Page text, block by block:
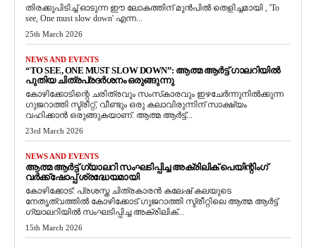
തിരക്കുപിടിച്ച് ഓടുന്ന ഈ ലോകത്തിന് മുൻപിൽ തെളിച്ചമായി , 'To
see, One must slow down' എന്ന...
25th March 2026
NEWS AND EVENTS
“TO SEE, ONE MUST SLOW DOWN”: ആത്മ ആർട്ട് ഗാലറിയിൽ
പുതിയ ചിത്രപ്രദർശനം ഒരുങ്ങുന്നു
കോഴിക്കോടിന്റെ ചരിത്രവും സംസ്‌കാരവും ഇഴചേർന്നുനിൽക്കുന്ന
ഗുജറാത്തി സ്ട്രീറ്റ്, വീണ്ടും ഒരു കലാവിരുന്നിന് സാക്ഷ്യം
വഹിക്കാൻ ഒരുങ്ങുകയാണ്. ആത്മ ആർട്ട്...
23rd March 2026
NEWS AND EVENTS
ആത്മ ആർട്ട് ഗ്യാലറി സംഘടിപ്പിച്ച അക്രിലിക് പെയിന്റിംഗ്
വർക്ക്‌ഷോപ്പ് ശ്രദ്ധേയമായി
കോഴിക്കോട്: പ്രശസ്ത ചിത്രകാരൻ കലേഷ് കലയുടെ
നേതൃത്വത്തിൽ കോഴിക്കോട് ഗുജറാത്തി സ്ട്രീറ്റിലെ ആത്മ ആർട്ട്
ഗ്യാലറിയിൽ സംഘടിപ്പിച്ച അക്രിലിക്...
15th March 2026